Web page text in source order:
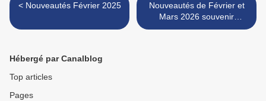
< Nouveautés Février 2025
Nouveautés de Février et
Mars 2026 souvenir
d'Afrique 40x50 Monument
Hébergé par Canalblog
Top articles
Pages